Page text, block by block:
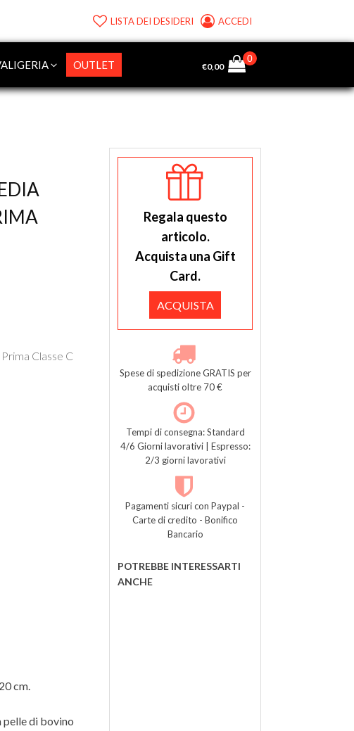
LISTA DEI DESIDERI ACCEDI
OUTLET €0,00
Classe C
20 cm.
pelle di bovino
Regala questo
articolo.
Acquista una Gift
Card.
ACQUISTA
Spese di spedizione GRATIS per
acquisti oltre 70 €
Tempi di consegna: Standard
4/6 Giorni lavorativi | Espresso:
2/3 giorni lavorativi
Pagamenti sicuri con Paypal -
Carte di credito - Bonifico
Bancario
POTREBBE INTERESSARTI
ANCHE